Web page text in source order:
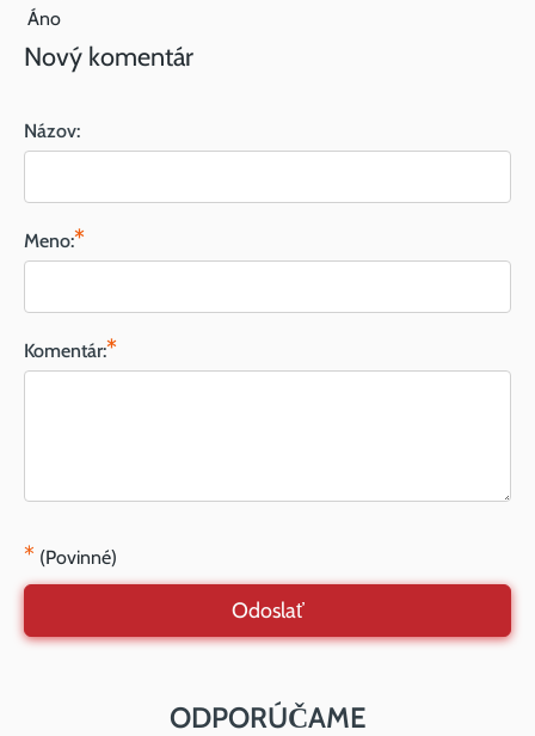
Áno
Nový komentár
Názov:
Meno:*
Komentár:*
* (Povinné)
Odoslať
ODPORÚČAME